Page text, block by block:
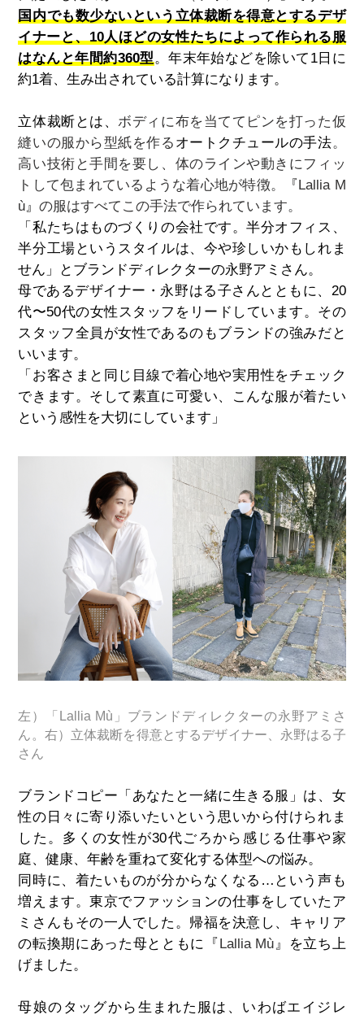
国内でも数少ないという立体裁断を得意とするデザ
イナーと、10人ほどの女性たちによって作られる服
はなんと年間約360型。年末年始などを除いて1日に
約1着、生み出されている計算になります。
立体裁断とは、ボディに布を当ててピンを打った仮
縫いの服から型紙を作る オートクチュールの手法。
高い技術と手間を要し、体のラインや動きにフィッ
トして包まれているような着心地が特徴。
『Lallia M
ù』の服はすべてこの手法で作られています。
「私たちはものづくりの会社です。半分オフィス、
半分工場というスタイルは、今や珍しいかもしれま
せん」とブランドディレクターの永野アミさん。
母であるデザイナー・永野はる子さんとともに、20
代〜50代の女性スタッフをリードしています。その
スタッフ全員が女性であるのもブランドの強みだと
いいます。
「お客さまと同じ目線で着心地や実用性をチェック
できます。そして素直に可愛い、こんな服が着たい
という感性を大切にしています」
左）「Lallia Mù」ブランドディレクターの永野アミさ
ん。右）立体裁断を得意とするデザイナー、永野はる子
さん
ブランドコピー「あなたと一緒に生きる服」は、女
性の日々に寄り添いたいという思いから付けられま
した。多くの女性が30代ごろから感じる仕事や家
庭、健康、年齢を重ねて変化する体型への悩み。
同時に、着たいものが分からなくなる…という声も
増えます。東京でファッションの仕事をしていたア
ミさんもその一人でした。帰福を決意し、キャリア
の転換期にあった母とともに『Lallia Mù』を立ち上
げました。
母娘のタッグから生まれた服は、いわばエイジレ